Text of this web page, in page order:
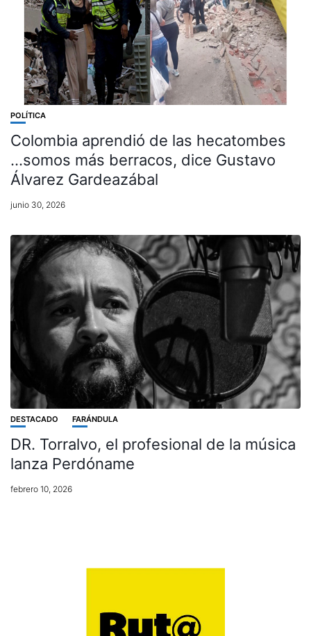
POLÍTICA
Colombia aprendió de las hecatombes
…somos más berracos, dice Gustavo
Álvarez Gardeazábal
junio 30, 2026
DESTACADO FARÁNDULA
DR. Torralvo, el profesional de la música
lanza Perdóname
febrero 10, 2026